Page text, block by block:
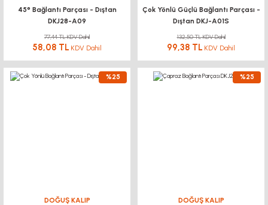
45° Bağlantı Parçası - Dıştan
DKJ28-A09
77,44 TL KDV Dahil
58,08 TL KDV Dahil
Çok Yönlü Güçlü Bağlantı Parçası -
Dıştan DKJ-A01S
132,50 TL KDV Dahil
99,38 TL KDV Dahil
%25
DOĞUŞ KALIP
%25
DOĞUŞ KALIP